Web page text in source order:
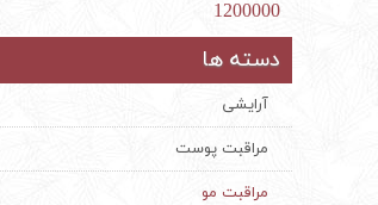
1200000
دسته ها
آرایشی
مراقبت پوست
مراقبت مو